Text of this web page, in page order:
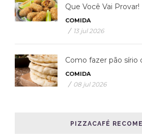
Que Você Vai Provar!
COMIDA
/ 13 jul 2026
Como fazer pão sírio
COMIDA
/ 08 jul 2026
PIZZACAFÉ